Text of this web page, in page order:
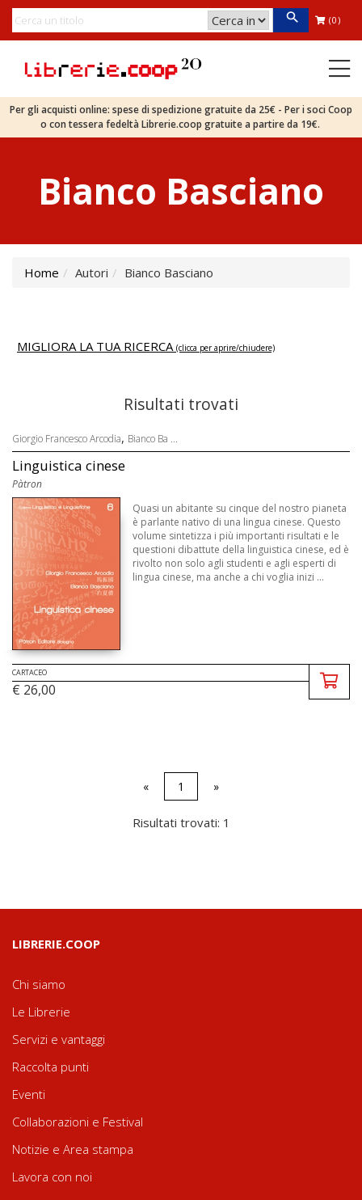
(0)
Per gli acquisti online: spese di spedizione gratuite da 25€ - Per i soci Coop
o con tessera fedeltà Librerie.coop gratuite a partire da 19€.
Bianco Basciano
Home Autori Bianco Basciano
MIGLIORA LA TUA RICERCA (clicca per aprire/chiudere)
Risultati trovati
Giorgio Francesco Arcodia, Bianco Ba ...
Linguistica cinese
Pàtron
Quasi un abitante su cinque del nostro pianeta
è parlante nativo di una lingua cinese. Questo
volume sintetizza i più importanti risultati e le
questioni dibattute della linguistica cinese, ed è
rivolto non solo agli studenti e agli esperti di
lingua cinese, ma anche a chi voglia inizi ...
CARTACEO
€ 26,00
« 1 »
Risultati trovati: 1
LIBRERIE.COOP
Chi siamo
Le Librerie
Servizi e vantaggi
Raccolta punti
Eventi
Collaborazioni e Festival
Notizie e Area stampa
Lavora con noi